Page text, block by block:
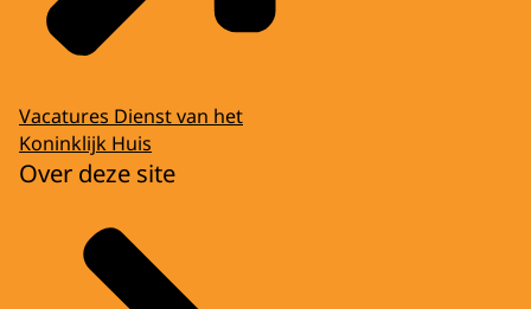
Vacatures Dienst van het
Koninklijk Huis
Over deze site